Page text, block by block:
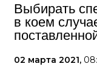
Выбирать
в коем
02 марта 2021,